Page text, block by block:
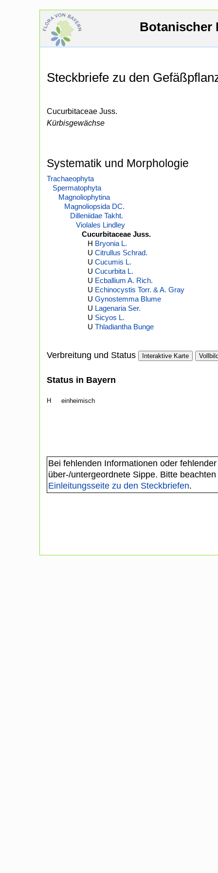
Botanischer
Steckbriefe zu den
Cucurbitaceae Juss.
Kürbisgewächse
Systematik und Morphologie
Trachaeophyta
Spermatophyta
Magnoliophytina
Magnoliopsida DC.
Dilleniidae Takht.
Violales Lindley
Cucurbitaceae Juss.
H Bryonia L.
U Citrullus Schrad.
U Cucumis L.
U Cucurbita L.
U Ecballium A. Rich.
U Echinocystis Torr. & A. Gray
U Gynostemma Blume
U Lagenaria Ser.
U Sicyos L.
U Thladiantha Bunge
Verbreitung und Status Interaktive Karte
Status in Bayern
H einheimisch
Bei fehlenden Informationen oder
über-/untergeordnete Sippe. Bitte
Einleitungsseite zu den Steckbriefen.